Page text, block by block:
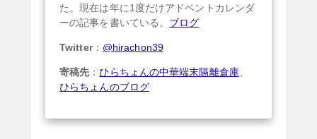
た。現在は年に1度だけアドベントカレンダ
ーの記事を書いている。 ブログ
Twitter： @hirachon39
寄稿先 ：ひらちょんの中華端末隔離倉庫、
ひらちょんのブログ